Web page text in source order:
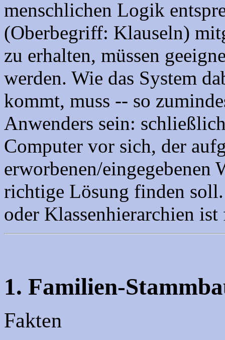
menschlichen Logik
(Oberbegriff: Klauseln)
zu erhalten, müssen
werden. Wie das System
kommt, muss -- so
Anwenders sein:
Computer vor sich, der
erworbenen/eingegebenen
richtige Lösung finden
oder Klassenhierarchien
1. Familien-
Fakten